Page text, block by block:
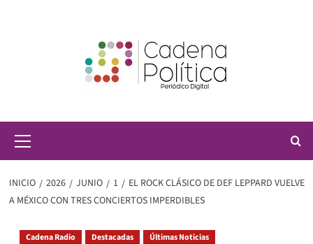
principal
INICIO 2026 JUNIO 1
EL ROCK CLÁSICO DE DEF LEPPARD VUELVE
A MÉXICO CON TRES CONCIERTOS IMPERDIBLES
Cadena Radio Destacadas Últimas Noticias